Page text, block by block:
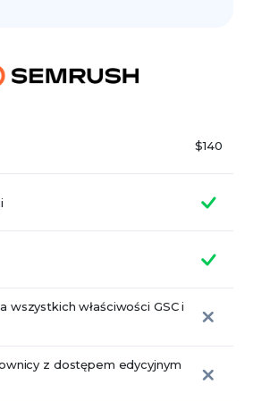
$140
wszystkich właściwości GSC i
z dostępem edycyjnym